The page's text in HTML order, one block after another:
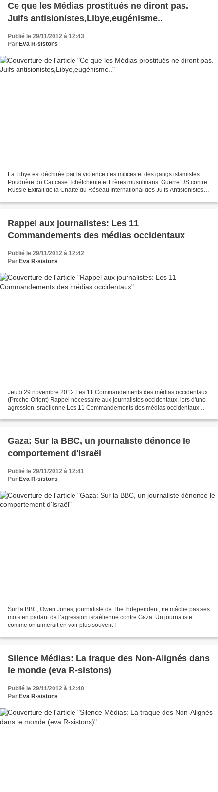
Ce que les Médias prostitués ne diront pas.
Juifs antisionistes,Libye,eugénisme..
Publié le 29/11/2012 à 12:43
Par Eva R-sistons
La Libye est déchirée par la violence des milices et des gangs islamistes
Poudrière du Caucase.Tchétchènie et Frères musulmans: Guerre US contre
Russie Extrait de la Charte du Réseau International des Juifs Antisionistes
Rappel aux journalistes: Les 11
Commandements des médias occidentaux
Publié le 29/11/2012 à 12:42
Par Eva R-sistons
Jeudi 29 novembre 2012 Les 11 Commandements des médias occidentaux
(Proche-Orient) Rappel nécessaire aux journalistes occidentaux, lors d'une
agression israélienne Les 11 Commandements des médias occidentaux
Gaza: Sur la BBC, un journaliste dénonce le
comportement d'Israël
Publié le 29/11/2012 à 12:41
Par Eva R-sistons
Sur la BBC, Owen Jones, journaliste de The Independent, ne mâche pas ses
mots en parlant de l’agression israélienne contre Gaza. Un journaliste
comme on aimerait en voir plus souvent !
Silence Médias: La traque des Non-Alignés dans
le monde (eva R-sistons)
Publié le 29/11/2012 à 12:40
Par Eva R-sistons